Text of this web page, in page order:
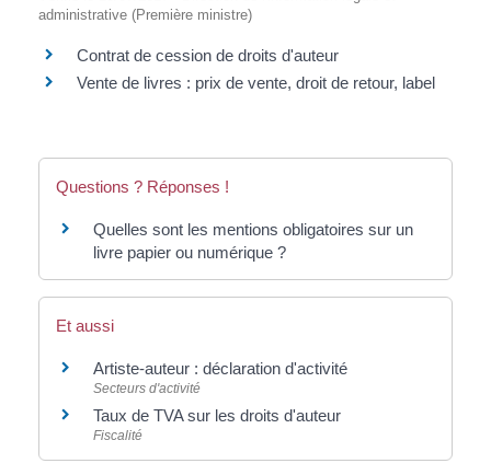
administrative (Première ministre)
Contrat de cession de droits d'auteur
Vente de livres : prix de vente, droit de retour, label
Questions ? Réponses !
Quelles sont les mentions obligatoires sur un
livre papier ou numérique ?
Et aussi
Artiste-auteur : déclaration d'activité
Secteurs d'activité
Taux de TVA sur les droits d'auteur
Fiscalité